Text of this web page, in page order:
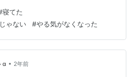
いし。配信まで数時間ある。やろ
とうやる気なくなっちゃったか
どうもやる気がないね。今、結構
きってこんなもんだな。 まあいい
ない。飯の心配だけしてろ。
寝てた
ゃない #やる気がなくなった
α • 2年前